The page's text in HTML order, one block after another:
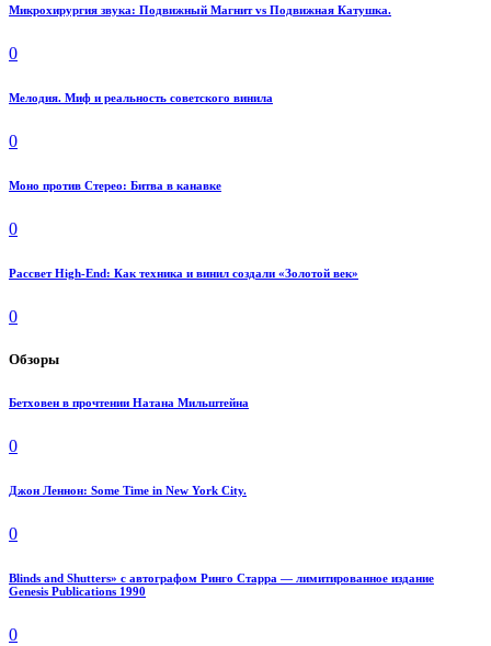
Микрохирургия звука: Подвижный Магнит vs Подвижная Катушка.
0
Мелодия. Миф и реальность советского винила
0
Моно против Стерео: Битва в канавке
0
Рассвет High-End: Как техника и винил создали «Золотой век»
0
Обзоры
Бетховен в прочтении Натана Мильштейна
0
Джон Леннон: Some Time in New York City.
0
Blinds and Shutters» с автографом Ринго Старра — лимитированное издание
Genesis Publications 1990
0